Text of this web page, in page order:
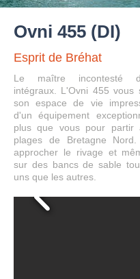
Ovni 455 (DI)
Esprit de Bréhat
Le maître incontesté
intégraux. L'Ovni 455 vous
son espace de vie
d'un équipement
plus que vous pour partir
plages de Bretagne
approcher le rivage et
sur des bancs de sable
uns que les autres.